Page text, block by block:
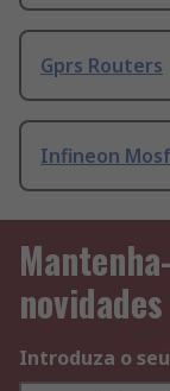
Gprs Routers
Infineon
Introduza o